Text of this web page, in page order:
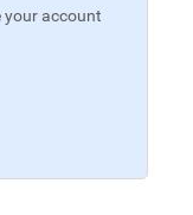
your account